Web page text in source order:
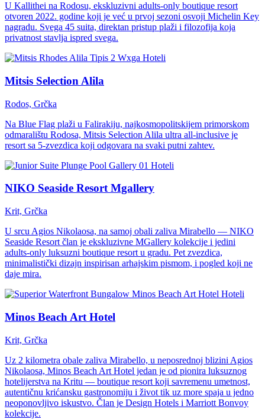
U Kallithei na Rodosu, ekskluzivni adults-only boutique resort
otvoren 2022. godine koji je već u prvoj sezoni osvoji Michelin Key
nagradu. Svega 45 suita, direktan pristup plaži i filozofija koja
privatnost stavlja ispred svega.
Hoteli
Mitsis Selection Alila
Rodos, Grčka
Na Blue Flag plaži u Falirakiju, najkosmopolitskijem primorskom
odmaralištu Rodosa, Mitsis Selection Alila ultra all-inclusive je
resort sa 5-zvezdica koji odgovara na svaki putni zahtev.
Hoteli
NIKO Seaside Resort Mgallery
Krit, Grčka
U srcu Agios Nikolaosa, na samoj obali zaliva Mirabello — NIKO
Seaside Resort član je ekskluzivne MGallery kolekcije i jedini
adults-only luksuzni boutique resort u gradu. Pet zvezdica,
minimalistički dizajn inspirisan arhajskim pismom, i pogled koji ne
daje mira.
Hoteli
Minos Beach Art Hotel
Krit, Grčka
Uz 2 kilometra obale zaliva Mirabello, u neposrednoj blizini Agios
Nikolaosa, Minos Beach Art Hotel jedan je od pionira luksuznog
hotelijerstva na Kritu — boutique resort koji savremenu umetnost,
autentičnu krićansku gastronomiju i život tik uz more spaja u jedno
neoponovljivo iskustvo. Član je Design Hotels i Marriott Bonvoy
kolekcije.